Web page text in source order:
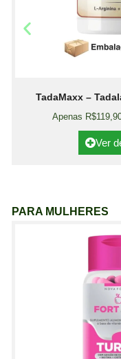
TadaMaxx –
Apenas
Ver
PARA MULHERES